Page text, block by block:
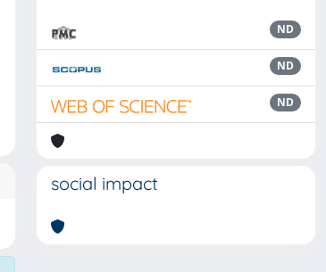
ND
ND
ND
social impact